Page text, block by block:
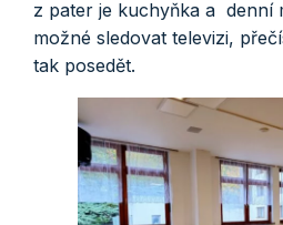
z pater je kuchyňka a denní
možné sledovat televizi,
tak posedět.